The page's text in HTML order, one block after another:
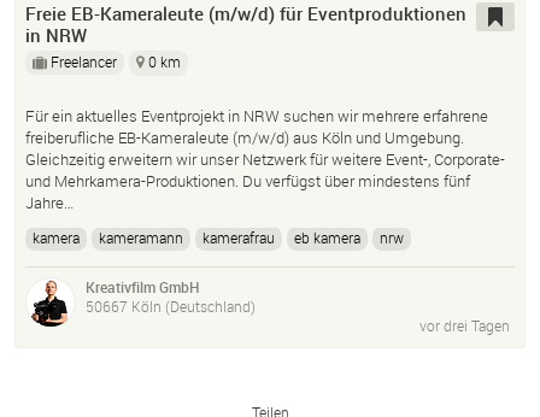
Freie EB-Kameraleute (m/w/d) für Eventproduktionen
in NRW
Freelancer 0 km
Für ein aktuelles Eventprojekt in NRW suchen wir mehrere erfahrene
freiberufliche EB-Kameraleute (m/w/d) aus Köln und Umgebung.
Gleichzeitig erweitern wir unser Netzwerk für weitere Event-, Corporate-
und Mehrkamera-Produktionen. Du verfügst über mindestens fünf
Jahre…
kamera kameramann kamerafrau eb kamera nrw
Kreativfilm GmbH
50667 Köln (Deutschland)
vor drei Tagen
Teilen